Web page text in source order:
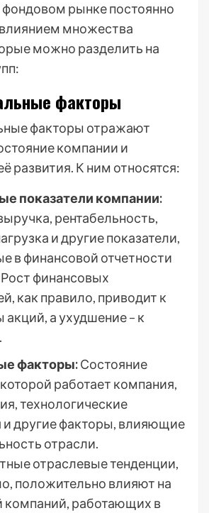
фондовом рынке постоянно
множества
можно разделить на
факторы
факторы отражают
компании и
развития. К ним относятся:
показатели компании:
рентабельность,
и другие показатели,
в финансовой отчетности
финансовых
как правило, приводит к
акций, а ухудшение – к
факторы:Состояние
работает компания,
технологические
и другие факторы, влияющие
отрасли.
отраслевые тенденции,
положительно влияют на
компаний, работающих в